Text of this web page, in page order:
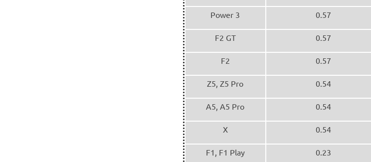
Power 3 0.57
F2 GT 0.57
F2 0.57
Z5, Z5 Pro 0.54
A5, A5 Pro 0.54
X 0.54
F1, F1 Play 0.23